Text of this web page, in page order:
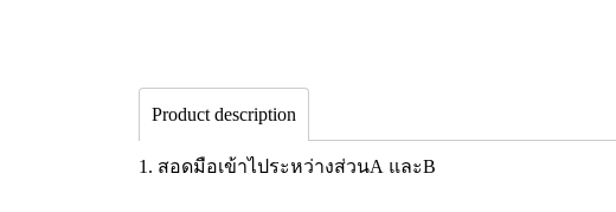
Product description
1. สอดมือเข้าไประหว่างส่วนA และB